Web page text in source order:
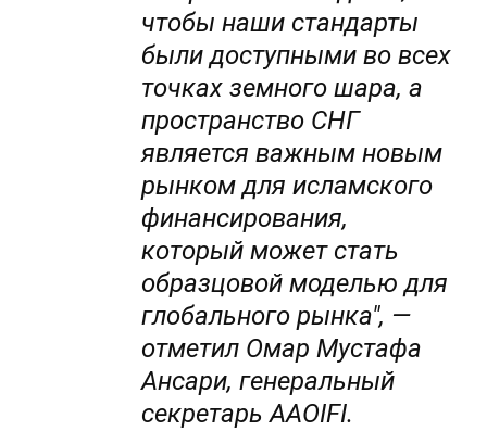
чтобы наши стандарты
были доступными во всех
точках земного шара, а
пространство СНГ
является важным новым
рынком для исламского
финансирования,
который может стать
образцовой моделью для
глобального рынка", —
отметил Омар Мустафа
Ансари, генеральный
секретарь AAOIFI.